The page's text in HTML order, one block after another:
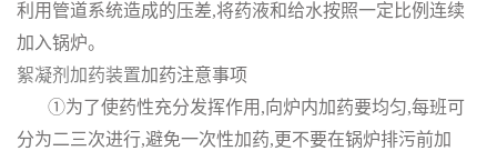
利用管道系统造成的压差,将药液和给水按照一定比例连续
加入锅炉。
絮凝剂加药装置加药注意事项
①为了使药性充分发挥作用,向炉内加药要均匀,每班可
分为二三次进行,避免一次性加药,更不要在锅炉排污前加